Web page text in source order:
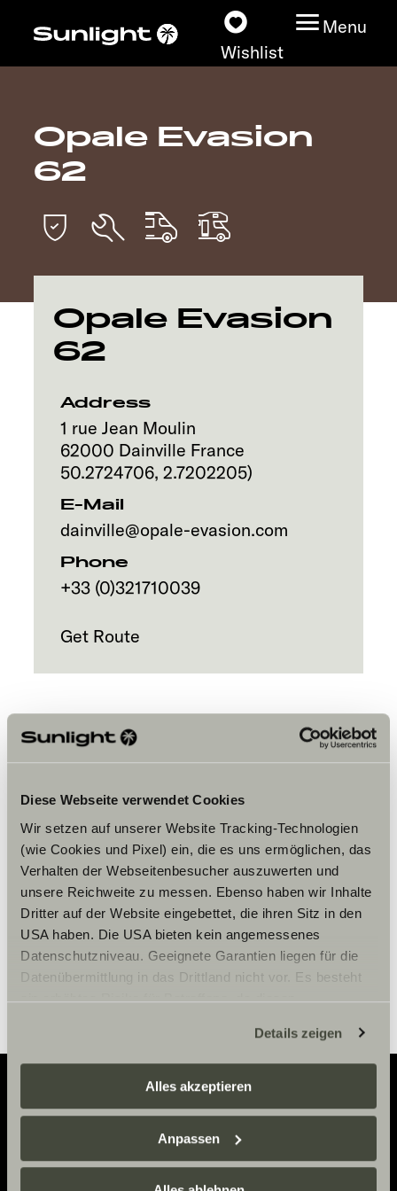
Diese Webseite verwendet Cookies
Wir setzen auf unserer Website Tracking-Technologien
(wie Cookies und Pixel) ein, die es uns ermöglichen, das
Verhalten der Webseitenbesucher auszuwerten und
unsere Reichweite zu messen. Ebenso haben wir Inhalte
Dritter auf der Website eingebettet, die ihren Sitz in den
USA haben. Die USA bieten kein angemessenes
Datenschutzniveau. Geeignete Garantien liegen für die
Datenübermittlung in das Drittland nicht vor. Es besteht
ein erhöhtes Risiko für Betroffene, da diesen
zustehen. Eingesetzte Dienstleister können Daten für
eigene Zwecke verarbeiten und mit anderen Daten
zusammenführen. Weitere Informationen finden Sie hier:
Datenschutzerklärung
einzelne Cookies/Dienste in den Einstellungen aus,
erteilen Sie uns Ihre Einwilligung zur Verarbeitung Ihrer
Details zeigen
Alles akzeptieren
Anpassen
Wishlist
Menu
Models
Dealerslocator
Service
Opale Evasion
62
Opale Evasion
62
Address
1 rue Jean Moulin
62000 Dainville France
50.2724706, 2.7202205)
E-Mail
dainville@opale-evasion.com
Phone
+33 (0)321710039
Get Route
Please accept marketing-
cookies to use this function.
Cookie Settings
Adventure
Now.